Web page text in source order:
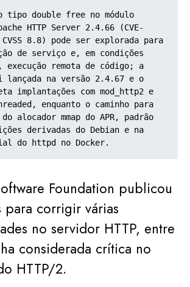
tipo double free no módulo
HTTP Server 2.4.66 (CVE-
CVSS 8.8) pode ser explorada para
de serviço e, em condições
remota de código; a
lançada na versão 2.4.67 e o
implantações com mod_http2 e
enquanto o caminho para
do alocador mmap do APR, padrão
derivadas do Debian e na
do httpd no Docker.
Foundation publicou
para corrigir várias
no servidor HTTP, entre
considerada crítica no
HTTP/2.